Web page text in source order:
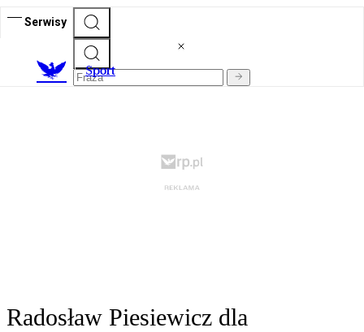
Serwisy
Sport
Radosław Piesiewicz dla